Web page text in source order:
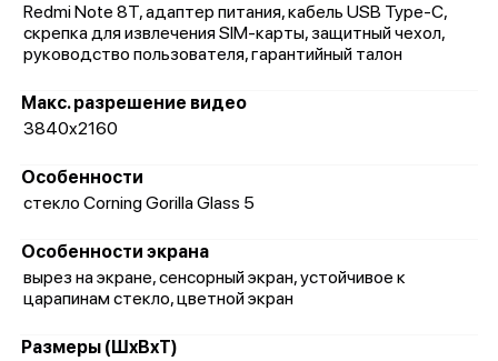
Redmi Note 8T, адаптер питания, кабель USB Type-C,
скрепка для извлечения SIM-карты, защитный чехол,
руководство пользователя, гарантийный талон
Макс. разрешение видео
3840x2160
Особенности
стекло Corning Gorilla Glass 5
Особенности экрана
вырез на экране, сенсорный экран, устойчивое к
царапинам стекло, цветной экран
Размеры (ШxВxТ)